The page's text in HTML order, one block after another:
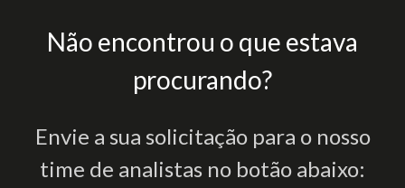
Não encontrou o que estava
procurando?
Envie a sua solicitação para o nosso
time de analistas no botão abaixo: